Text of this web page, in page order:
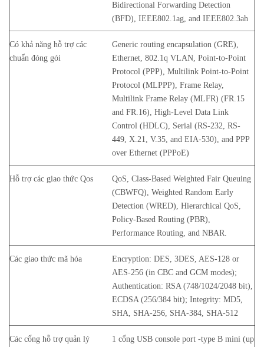
Bidirectional Forwarding Detection
(BFD), IEEE802.1ag, and IEEE802.3ah
Có khả năng hỗ trợ các
chuẩn đóng gói
Generic routing encapsulation (GRE),
Ethernet, 802.1q VLAN, Point-to-Point
Protocol (PPP), Multilink Point-to-Point
Protocol (MLPPP), Frame Relay,
Multilink Frame Relay (MLFR) (FR.15
and FR.16), High-Level Data Link
Control (HDLC), Serial (RS-232, RS-
449, X.21, V.35, and EIA-530), and PPP
over Ethernet (PPPoE)
Hỗ trợ các giao thức Qos
QoS, Class-Based Weighted Fair Queuing
(CBWFQ), Weighted Random Early
Detection (WRED), Hierarchical QoS,
Policy-Based Routing (PBR),
Performance Routing, and NBAR.
Các giao thức mã hóa
Encryption: DES, 3DES, AES-128 or
AES-256 (in CBC and GCM modes);
Authentication: RSA (748/1024/2048 bit),
ECDSA (256/384 bit); Integrity: MD5,
SHA, SHA-256, SHA-384, SHA-512
Các cổng hỗ trợ quản lý
1 cổng USB console port -type B mini (up